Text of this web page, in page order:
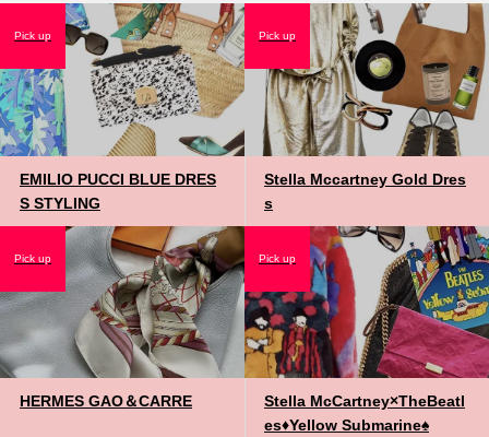
EMILIO PUCCI BLUE DRES
S STYLING
Pick up
Stella Mccartney Gold Dres
s
Pick up
HERMES GAO＆CARRE
Pick up
Stella McCartney×TheBeatl
es♦️Yellow Submarine♠️
Pick up